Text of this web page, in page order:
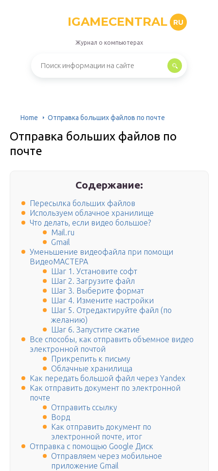
IGAMECENTRAL RU
Журнал о компьютерах
Home Отправка больших файлов по почте
Отправка больших файлов по
почте
Содержание:
Пересылка больших файлов
Используем облачное хранилище
Что делать, если видео большое?
Mail.ru
Gmail
Уменьшение видеофайла при помощи
ВидеоМАСТЕРА
Шаг 1. Установите софт
Шаг 2. Загрузите файл
Шаг 3. Выберите формат
Шаг 4. Измените настройки
Шаг 5. Отредактируйте файл (по
желанию)
Шаг 6. Запустите сжатие
Все способы, как отправить объемное видео
электронной почтой
Прикрепить к письму
Облачные хранилища
Как передать большой файл через Yandex
Как отправить документ по электронной
почте
Отправить ссылку
Ворд
Как отправить документ по
электронной почте, итог
Отправка с помощью Google Диск
Отправляем через мобильное
приложение Gmail